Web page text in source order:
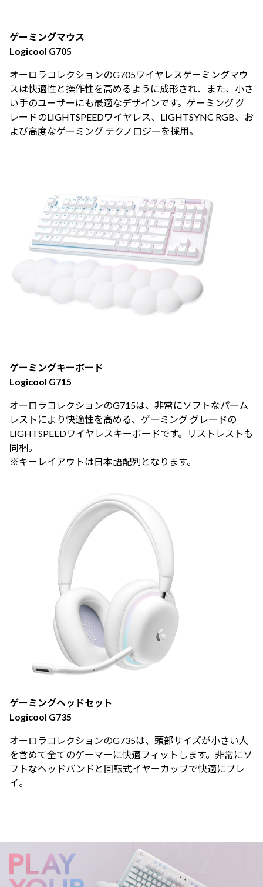
ゲーミングマウス
Logicool G705
オーロラコレクションのG705ワイヤレスゲーミングマウ
スは快適性と操作性を高めるように成形され、また、小さ
い手のユーザーにも最適なデザインです。ゲーミング グ
レードのLIGHTSPEEDワイヤレス、LIGHTSYNC RGB、お
よび高度なゲーミング テクノロジーを採用。
ゲーミングキーボード
Logicool G715
オーロラコレクションのG715は、非常にソフトなパーム
レストにより快適性を高める、ゲーミング グレードの
LIGHTSPEEDワイヤレスキーボードです。リストレストも
同梱。
※キーレイアウトは日本語配列となります。
ゲーミングヘッドセット
Logicool G735
オーロラコレクションのG735は、頭部サイズが小さい人
を含めて全てのゲーマーに快適フィットします。非常にソ
フトなヘッドバンドと回転式イヤーカップで快適にプレ
イ。